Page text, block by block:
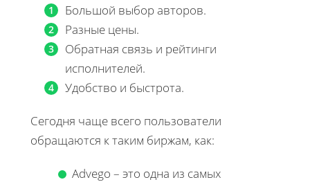
Большой выбор авторов.
Разные цены.
Обратная связь и рейтинги
исполнителей.
Удобство и быстрота.
Сегодня чаще всего пользователи
обращаются к таким биржам, как:
Advego – это одна из самых